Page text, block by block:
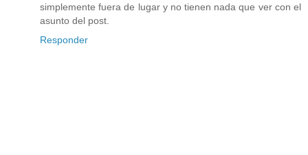
simplemente fuera de lugar y no tienen nada que ver con el
asunto del post.
Responder